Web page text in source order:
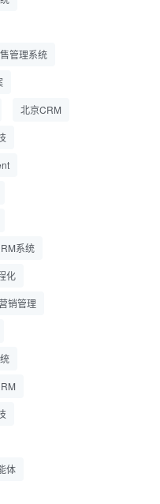
细化管
培机构
管理系统
北京CRM
系统
化
销管理
体